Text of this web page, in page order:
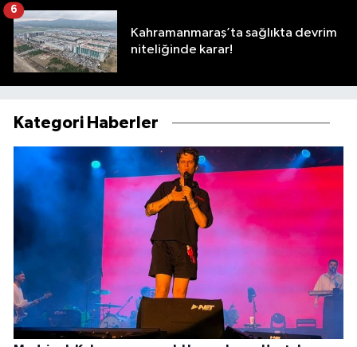
Kahramanmaraş’ta sağlıkta devrim
niteliğinde karar!
6
Kategori Haberler